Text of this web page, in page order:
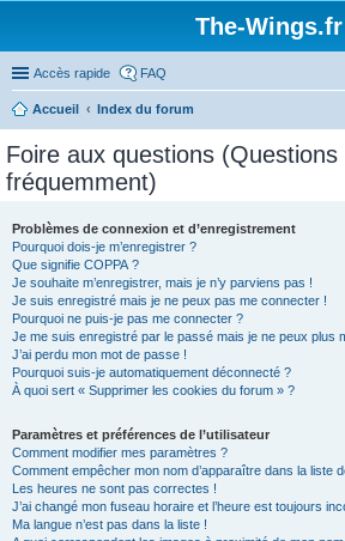
The-Wings.fr
Accès rapide FAQ
Accueil
Index du forum
Foire aux questions (Questions
fréquemment)
Problèmes de connexion et d’enregistrement
Pourquoi dois-je m’enregistrer ?
Que signifie COPPA ?
Je souhaite m’enregistrer, mais je n’y parviens pas !
Je suis enregistré mais je ne peux pas me connecter !
Pourquoi ne puis-je pas me connecter ?
Je me suis enregistré par le passé mais je ne peux plus
J’ai perdu mon mot de passe !
Pourquoi suis-je automatiquement déconnecté ?
À quoi sert « Supprimer les cookies du forum » ?
Paramètres et préférences de l’utilisateur
Comment modifier mes paramètres ?
Comment empêcher mon nom d’apparaître dans la liste
Les heures ne sont pas correctes !
J’ai changé mon fuseau horaire et l’heure est toujours
Ma langue n’est pas dans la liste !